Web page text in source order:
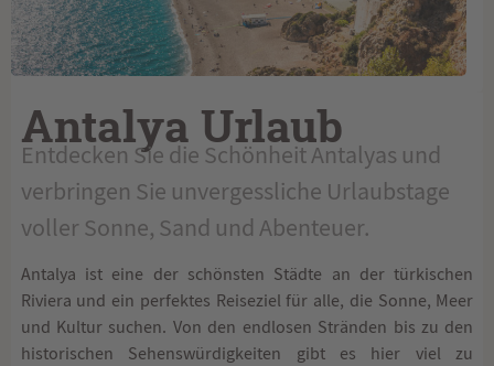
Antalya Urlaub
Entdecken Sie die Schönheit Antalyas und
verbringen Sie unvergessliche Urlaubstage
voller Sonne, Sand und Abenteuer.
Antalya ist eine der schönsten Städte an der türkischen
Riviera und ein perfektes Reiseziel für alle, die Sonne, Meer
und Kultur suchen. Von den endlosen Stränden bis zu den
historischen Sehenswürdigkeiten gibt es hier viel zu